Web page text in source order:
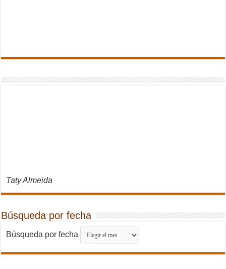
Taty Almeida
Búsqueda por fecha
Búsqueda por fecha